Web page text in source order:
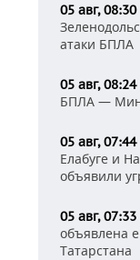
05 авг, 08:30
атаки БПЛА
05 авг, 08:24
БПЛА —
05 авг, 07:44
Елабуге и
объявили
05 авг, 07:33
объявлена
Татарстана